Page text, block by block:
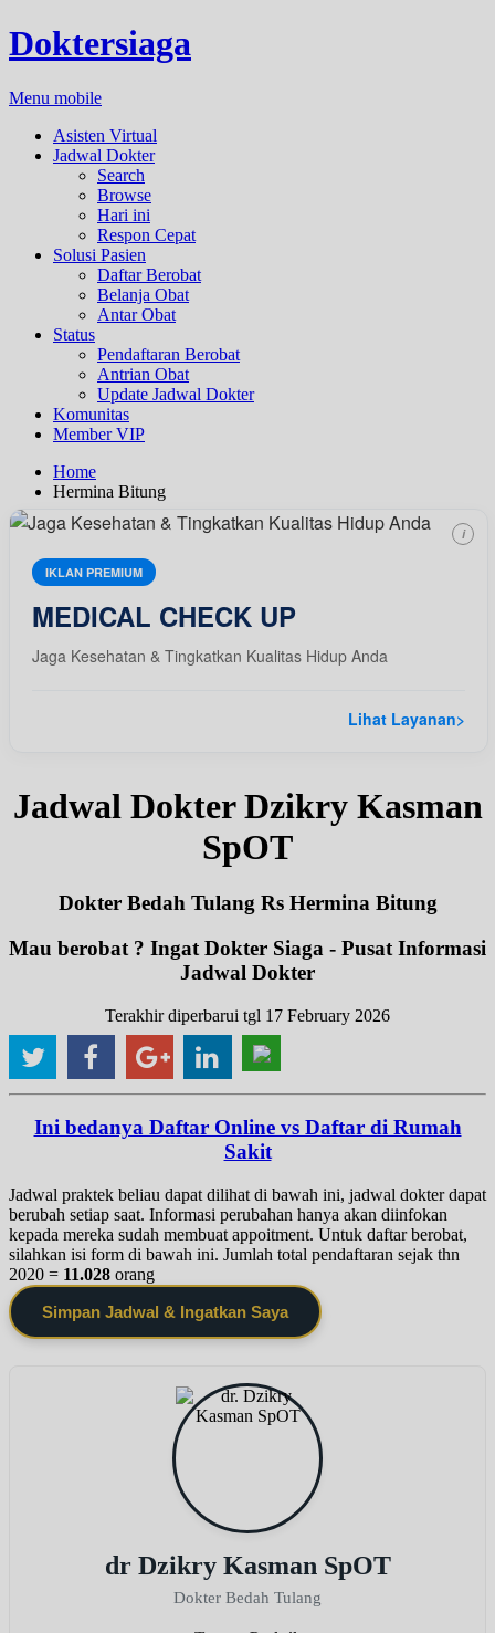
Doktersiaga
Menu mobile
Asisten Virtual
Jadwal Dokter
Search
Browse
Hari ini
Respon Cepat
Solusi Pasien
Daftar Berobat
Belanja Obat
Antar Obat
Status
Pendaftaran Berobat
Antrian Obat
Update Jadwal Dokter
Komunitas
Member VIP
Home
Hermina Bitung
IKLAN PREMIUM
MEDICAL CHECK UP
Jaga Kesehatan & Tingkatkan Kualitas Hidup Anda
Lihat Layanan>
i
Jadwal Dokter Dzikry Kasman
SpOT
Dokter Bedah Tulang Rs Hermina Bitung
Mau berobat ? Ingat Dokter Siaga - Pusat Informasi
Jadwal Dokter
Terakhir diperbarui tgl 17 February 2026
Ini bedanya Daftar Online vs Daftar di Rumah
Sakit
Jadwal praktek beliau dapat dilihat di bawah ini, jadwal dokter dapat
berubah setiap saat. Informasi perubahan hanya akan diinfokan
kepada mereka sudah membuat appoitment. Untuk daftar berobat,
silahkan isi form di bawah ini. Jumlah total pendaftaran sejak thn
2020 = 11.028 orang
Simpan Jadwal & Ingatkan Saya
dr Dzikry Kasman SpOT
Dokter Bedah Tulang